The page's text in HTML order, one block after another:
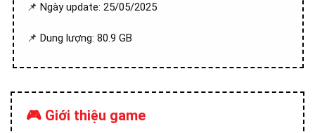
📌 Ngày update: 25/05/2025
📌 Dung lượng: 80.9 GB
🎮 Giới thiệu game